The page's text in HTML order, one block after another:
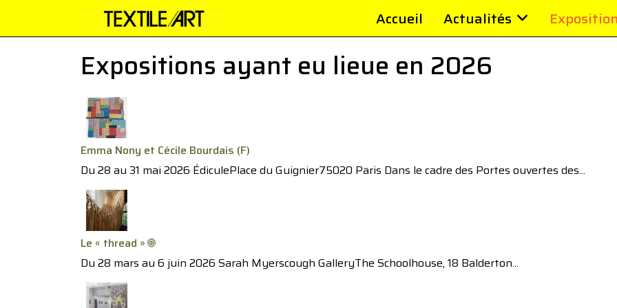
Accueil Actualités
Expositions ayant eu lieue en 2026
Emma Nony et Cécile Bourdais (F)
Du 28 au 31 mai 2026 ÉdiculePlace du Guignier75020 Paris Dans le cadre des Portes ouvertes des...
Le « thread » 🌐
Du 28 mars au 6 juin 2026 Sarah Myerscough GalleryThe Schoolhouse, 18 Balderton...